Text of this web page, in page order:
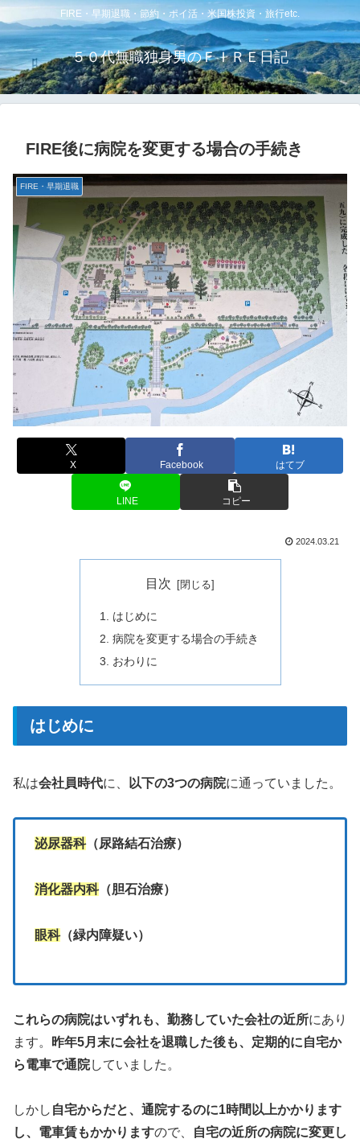
FIRE・早期退職・節約・ポイ活・米国株投資・旅行etc.
５０代無職独身男のＦＩＲＥ日記
FIRE後に病院を変更する場合の手続き
FIRE・早期退職
X Facebook はてブ
LINE コピー
2024.03.21
目次
はじめに
病院を変更する場合の手続き
おわりに
はじめに
私は会社員時代に、 以下の3つの病院に通っていました。
泌尿器科（尿路結石治療）
消化器内科（胆石治療）
眼科（緑内障疑い）
これらの病院はいずれも、勤務していた会社の近所にあり
ます。
昨年5月末に会社を退職した後も、定期的に自宅か
ら電車で通院していました。
しかし 自宅からだと、通院するのに1時間以上かかります
し、電車賃もかかりますので、
自宅の近所の病院に変更し